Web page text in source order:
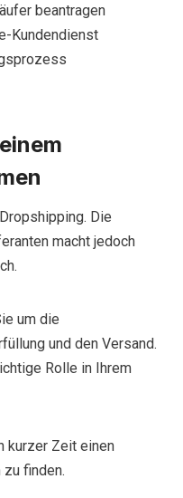
beantragen
Kundendienst
Die
macht jedoch
um die
und den Versand.
Rolle in Ihrem
kurzer Zeit einen
finden.